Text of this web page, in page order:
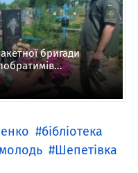
бригади
бібліотека
молодь
Шепетівка